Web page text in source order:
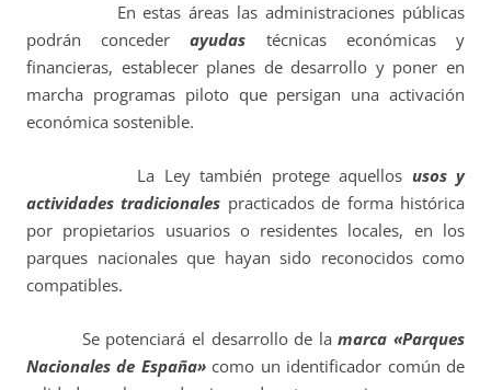
En estas áreas las administraciones públicas
podrán concederayudas técnicas económicas y
financieras, establecer planes de desarrollo y poner en
marcha programas piloto que persigan una activación
económica sostenible.
La Ley también protege aquellos usos y
actividades tradicionales practicados de forma histórica
por propietarios usuarios o residentes locales, en los
parques nacionales que hayan sido reconocidos como
compatibles.
Se potenciará el desarrollo de lamarca «Parques
Nacionales de España»como un identificador común de